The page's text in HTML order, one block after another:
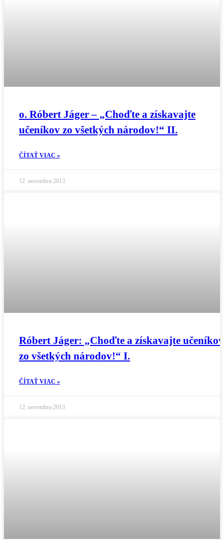
o. Róbert Jáger – „Choďte a získavajte
učeníkov zo všetkých národov!“ II.
ČÍTAŤ VIAC »
12. novembra 2013
Róbert Jáger: „Choďte a získavajte učeníkov
zo všetkých národov!“ I.
ČÍTAŤ VIAC »
12. novembra 2013